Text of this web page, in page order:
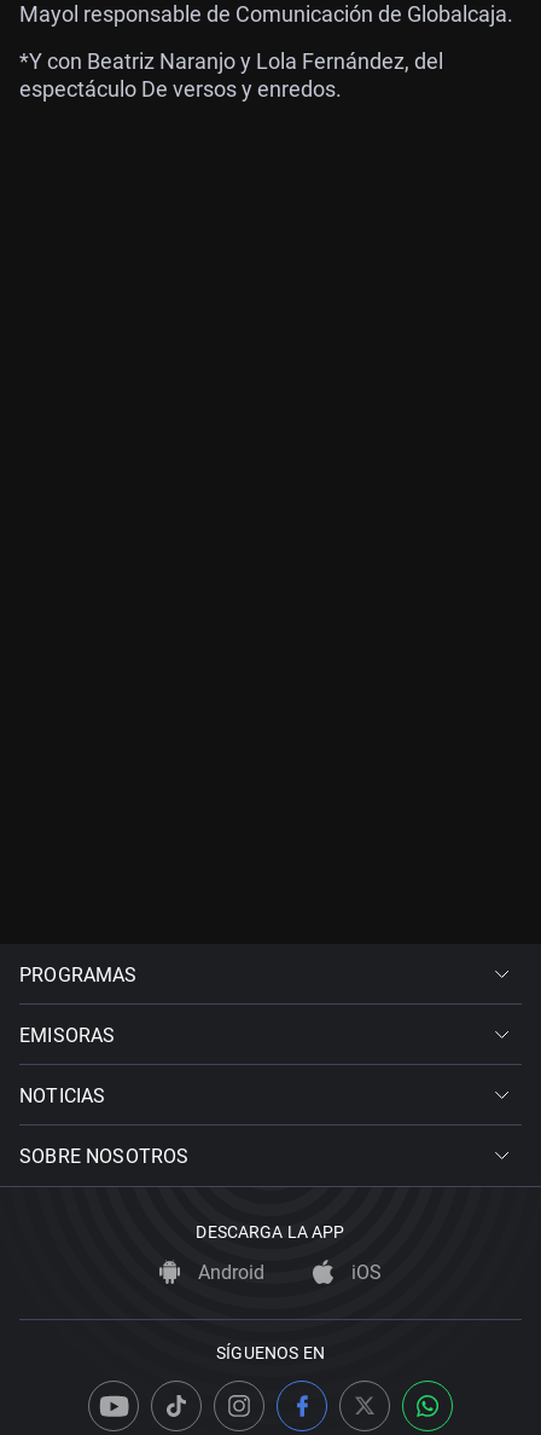
Mayol responsable de Comunicación de Globalcaja.
*Y con Beatriz Naranjo y Lola Fernández, del
espectáculo De versos y enredos.
PROGRAMAS
EMISORAS
NOTICIAS
SOBRE NOSOTROS
DESCARGA LA APP
Android iOS
SÍGUENOS EN